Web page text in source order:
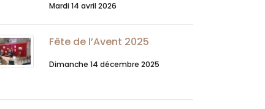
Mardi 14 avril 2026
Fête de l’Avent 2025
Dimanche 14 décembre 2025